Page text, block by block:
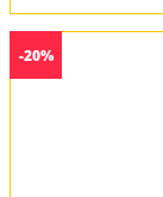
-20%